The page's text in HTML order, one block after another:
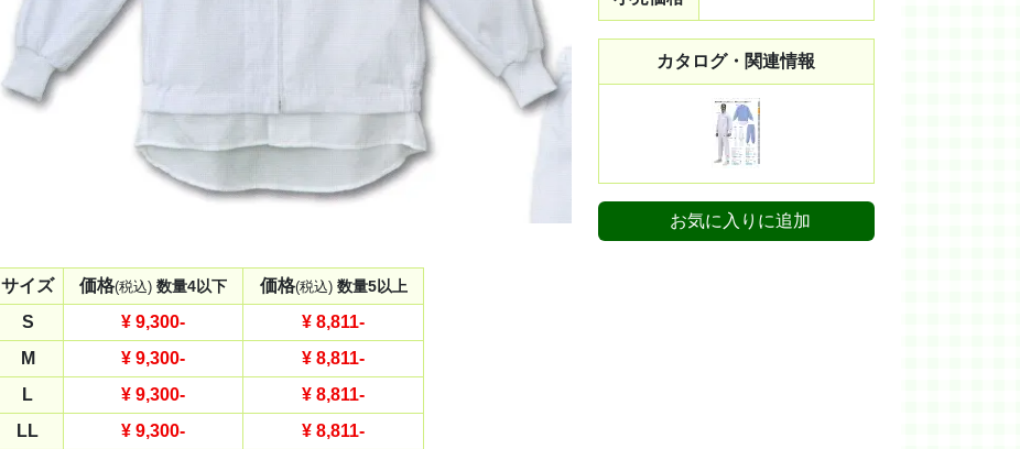
カタログ・関連情報
お気に入りに追加
サイズ 価格(税込) 数量4以下 価格(税込) 数量5以上
S ¥ 9,300- ¥ 8,811-
M
¥ 9,300- ¥ 8,811-
L
¥ 9,300- ¥ 8,811-
LL
¥ 9,300- ¥ 8,811-